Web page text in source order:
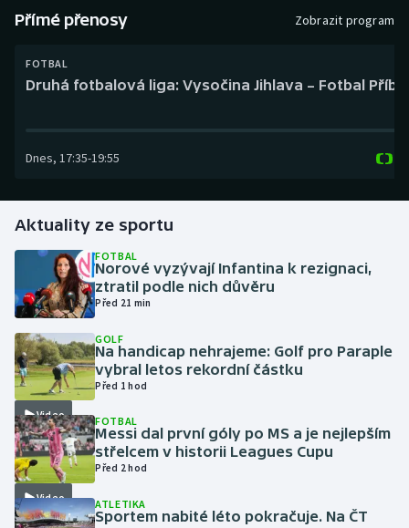
Box
Golf
Gymnastika
Házená
Jezdectví
Judo
Krasobruslení
Lezení
Přímé přenosy Zobrazit program
FOTBAL
Druhá fotbalová liga: Vysočina Jihlava – Fotbal
Dnes, 17:35-19:55
Aktuality ze sportu
FOTBAL
Norové vyzývají Infantina k rezignaci,
ztratil podle nich důvěru
Před 21 min
Video
GOLF
Na handicap nehrajeme: Golf pro Paraple
vybral letos rekordní částku
Před 1 hod
Video
FOTBAL
Messi dal první góly po MS a je nejlepším
střelcem v historii Leagues Cupu
Před 2 hod
ATLETIKA
Sportem nabité léto pokračuje. Na ČT